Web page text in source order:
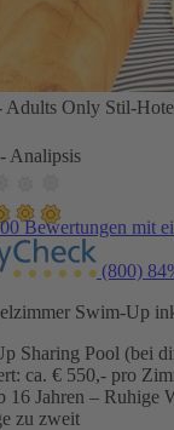
Only Stil-
Analipsis
Bewertungen mit
(800)
Swim-Up
Sharing Pool (bei
ca. € 550,- pro
Jahren – Ruhige
zu zweit